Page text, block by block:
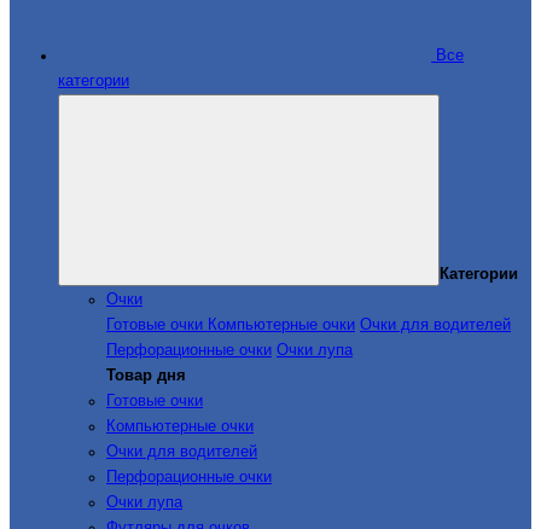
Все
категории
Категории
Очки
Готовые очки Компьютерные очки Очки для водителей
Перфорационные очки Очки лупа
Товар дня
Готовые очки
Компьютерные очки
Очки для водителей
Перфорационные очки
Очки лупа